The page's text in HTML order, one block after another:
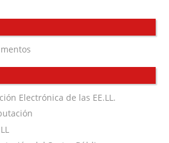
Electrónica de las EE.LL.